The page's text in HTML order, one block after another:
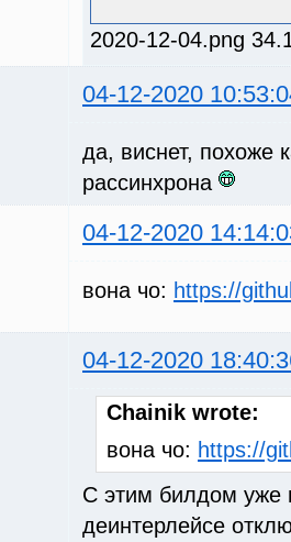
2020-12-04.png
04-12-2020
да, виснет, похоже
рассинхрона
04-12-2020
вона чо: https://
04-12-2020
Chainik wrote:
вона чо: https://
С этим билдом уже
деинтерлейсе